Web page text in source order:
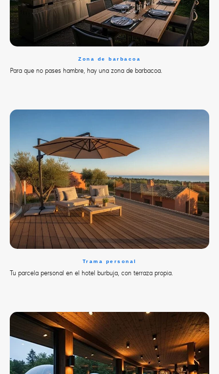
Zona de barbacoa
Para que no pases hambre, hay una zona de barbacoa.
Trama personal
Tu parcela personal en el hotel burbuja, con terraza propia.